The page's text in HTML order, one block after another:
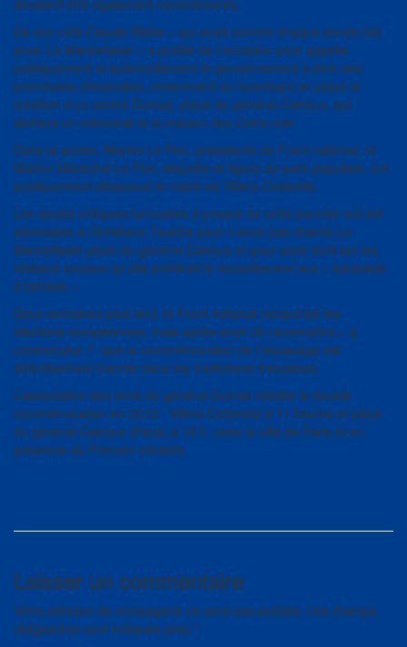
devaient être également commémorés.
De son côté Claude Ribbe – qui avait comme chaque année fait
jouer La Marseillaise – a profité de l’occasion pour appeler
publiquement et solennellement le gouvernement à tenir ses
promesses électorales, notamment en favorisant en place la
création d’un centre Dumas, place du général-Catroux, qui
abritera un mémorial et la maison des Outre-mer.
Dans la soirée, Marine Le Pen, présidente du Front national, et
Marion Maréchal Le Pen, députée et figure du parti populiste, ont
publiquement désavoué le maire de Villers-Cotterêts.
Les seules critiques formulées à propos de cette journée ont été
adressées à Christiane Taubira pour n’avoir pas chanté La
Marseillaise place du général-Catroux et pour avoir écrit sur les
réseaux sociaux qu’elle préférait le recueillement aux « karaokés
d’estrade ».
Deux semaines plus tard, le Front national remportait les
élections européennes, mais après avoir dû reconnaître – à
contrecoeur ? -que la commémoration de l’esclavage est
définitivement inscrite dans les institutions françaises.
L’association des amis du général Dumas réédite la double
commémoration en 2015 : Villers-Cotterêts à 11 heures et place
du général-Catroux (Paris) à 18 h, avec la ville de Paris et en
présence du Premier ministre.
Laisser un commentaire
Votre adresse de messagerie ne sera pas publiée. Les champs
obligatoires sont indiqués avec *